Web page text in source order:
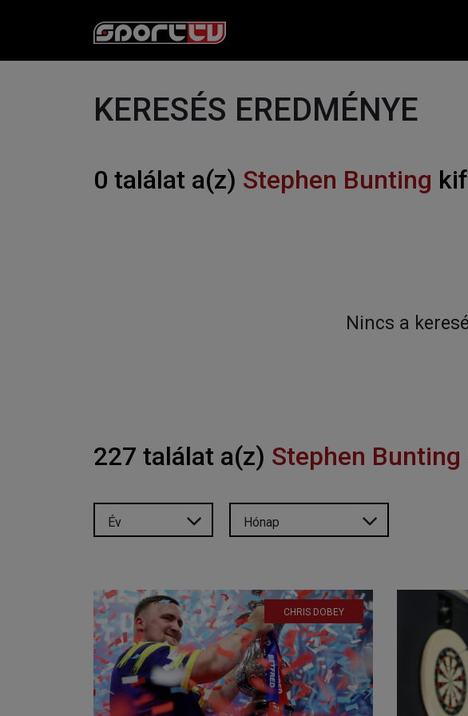
KERESÉS EREDMÉNYE
0 találat a(z) Stephen Bunting
Nincs a
227 találat a(z) Stephen Bunting
Év Hónap
CHRIS DOBEY